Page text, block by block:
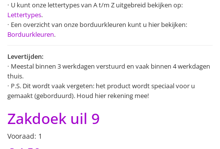
U kunt onze lettertypes van A t/m Z uitgebreid bekijken op:
Lettertypes.
Een overzicht van onze borduurkleuren kunt u hier bekijken:
Borduurkleuren.
Levertijden:
Meestal binnen 3 werkdagen verstuurd en vaak binnen 4 werkdagen
thuis.
P.S. Dit wordt vaak vergeten: het product wordt speciaal voor u
gemaakt (geborduurd). Houd hier rekening mee!
Zakdoek uil 9
Vooraad: 1